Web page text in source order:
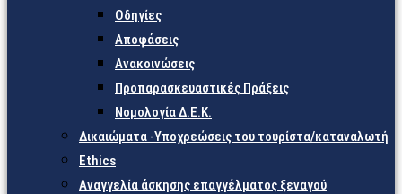
Οδηγίες
Αποφάσεις
Ανακοινώσεις
Προπαρασκευαστικές Πράξεις
Νομολογία Δ.Ε.Κ.
Δικαιώματα -Υποχρεώσεις του τουρίστα/καταναλωτή
Ethics
Αναγγελία άσκησης επαγγέλματος ξεναγού